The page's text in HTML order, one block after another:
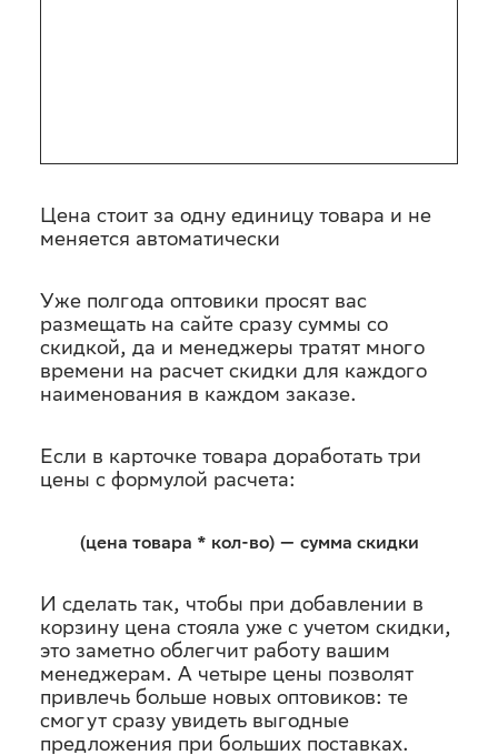
Цена стоит за одну единицу товара и не
меняется автоматически
Уже полгода оптовики просят вас
размещать на сайте сразу суммы со
скидкой, да и менеджеры тратят много
времени на расчет скидки для каждого
наименования в каждом заказе.
Если в карточке товара доработать три
цены с формулой расчета:
(цена товара * кол-во) — сумма скидки
И сделать так, чтобы при добавлении в
корзину цена стояла уже с учетом скидки,
это заметно облегчит работу вашим
менеджерам. А четыре цены позволят
привлечь больше новых оптовиков: те
смогут сразу увидеть выгодные
предложения при больших поставках.